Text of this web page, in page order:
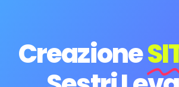
Creazione